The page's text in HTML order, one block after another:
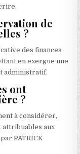
de
?
des finances
en exergue une
administratif.
ont
?
à considérer,
aux
PATRICK